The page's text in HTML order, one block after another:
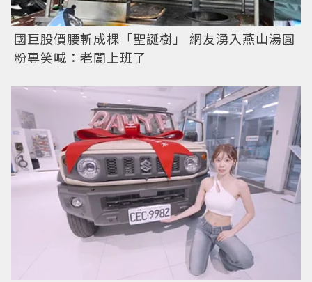
國巨股價腰斬成棵「聖誕樹」 網友湧入燕山湯圓
粉專笑喊：老闆上班了